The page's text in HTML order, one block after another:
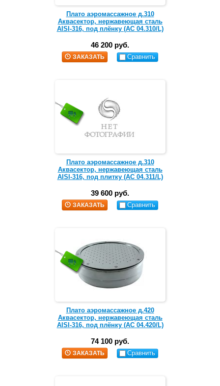
Плато аэромассажное д.310
Аквасектор, нержавеющая сталь
AISI-316, под плёнку (АС 04.310/L)
46 200 руб.
ЗАКАЗАТЬ Сравнить
Плато аэромассажное д.310
Аквасектор, нержавеющая сталь
AISI-316, под плитку (АС 04.311/L)
39 600 руб.
ЗАКАЗАТЬ Сравнить
Плато аэромассажное д.420
Аквасектор, нержавеющая сталь
AISI-316, под плёнку (АС 04.420/L)
74 100 руб.
ЗАКАЗАТЬ Сравнить